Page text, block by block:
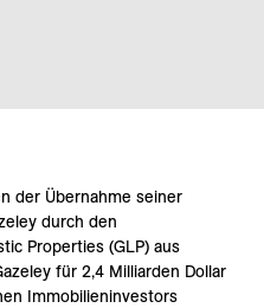
der Übernahme seiner
durch den
Properties (GLP) aus
für 2,4 Milliarden Dollar
Immobilieninvestors